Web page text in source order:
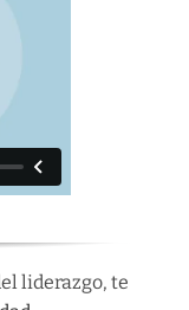
liderazgo, te